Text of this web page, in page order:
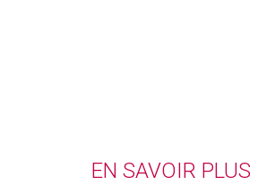
EN SAVOIR PLUS